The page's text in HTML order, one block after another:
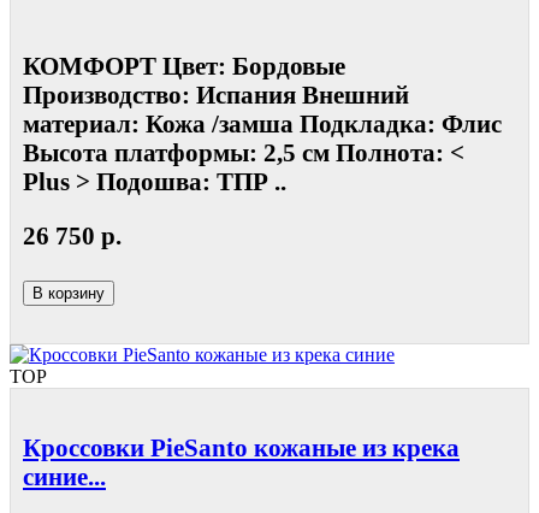
КОМФОРТ Цвет: Бордовые
Производство: Испания Внешний
материал: Кожа /замша Подкладка: Флис
Высота платформы: 2,5 см Полнота: <
Plus > Подошва: ТПР ..
26 750 р.
В корзину
TOP
Кроссовки PieSanto кожаные из крека
синие...